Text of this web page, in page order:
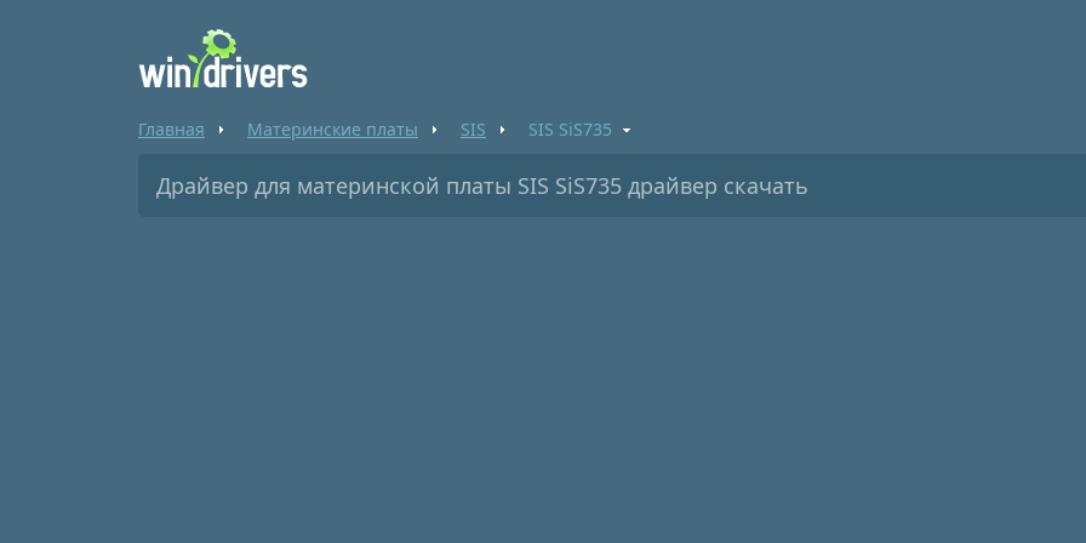
Главная Материнские платы SIS SIS SiS735
Драйвер для материнской платы SIS SiS735 драйвер скачать